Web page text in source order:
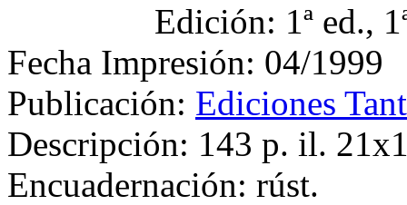
Edición: 1ª ed.,
Fecha Impresión: 04/1999
Publicación: Ediciones
Descripción: 143 p. il.
Encuadernación: rúst.